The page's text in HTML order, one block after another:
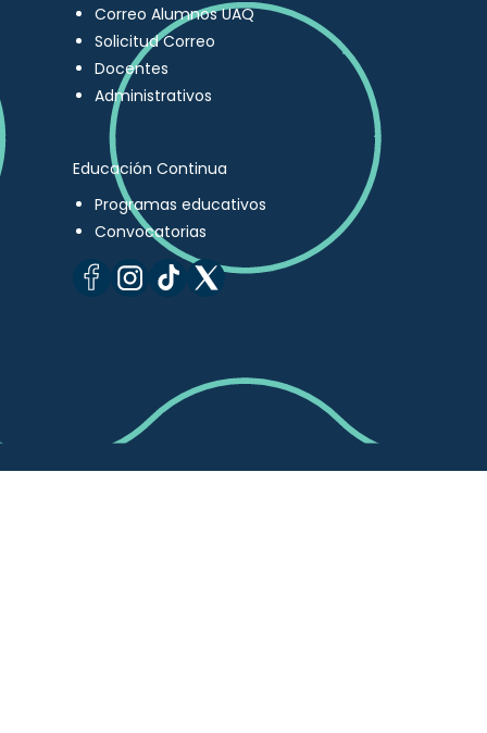
Correo Alumnos UAQ
Solicitud Correo
Docentes
Administrativos
Educación Continua
Programas educativos
Convocatorias